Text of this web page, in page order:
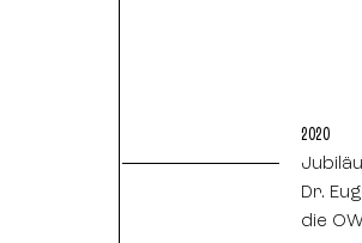
2020
Dr.
die